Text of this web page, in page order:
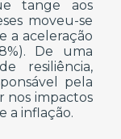
tange aos
moveu-se
a aceleração
De uma
resiliência,
pela
nos impactos
a inflação.